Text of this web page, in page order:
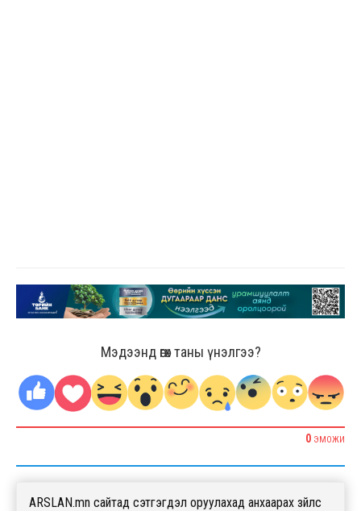
Мэдээнд өгөх таны үнэлгээ?
0 ЭМОЖИ
ARSLAN.mn сайтад сэтгэгдэл оруулахад анхаарах зүйлс